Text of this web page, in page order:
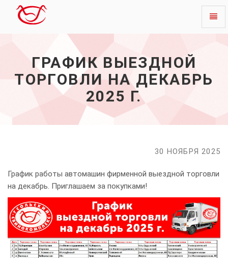
декабрь
2025
ГРАФИК ВЫЕЗДНОЙ
ТОРГОВЛИ НА ДЕКАБРЬ
2025 Г.
30 НОЯБРЯ 2025
График работы автомашин фирменной выездной торговли
на декабрь. Приглашаем за покупками!